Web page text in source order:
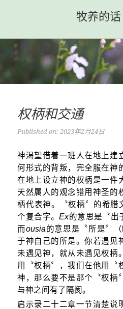
牧养的话
权柄和交通
Published on: 2023年2月24日
神渴望借着一班人在地上建
何形式的背叛，完全服在神
在地上设立神的权柄是一件
天然属人的观念错用神圣的
柄代表神。〝权柄〞的希腊
个复合字。Ex的意思是〝出
而ousia的意思是〝所是〞
于神自己的所是。你若遇见
未遇见神，就从未遇见权柄
用〝权柄〞，我们在他用〝
神，那么要不是那个〝权柄
与神之间有了隔阂。
启示录二十二章一节清楚说